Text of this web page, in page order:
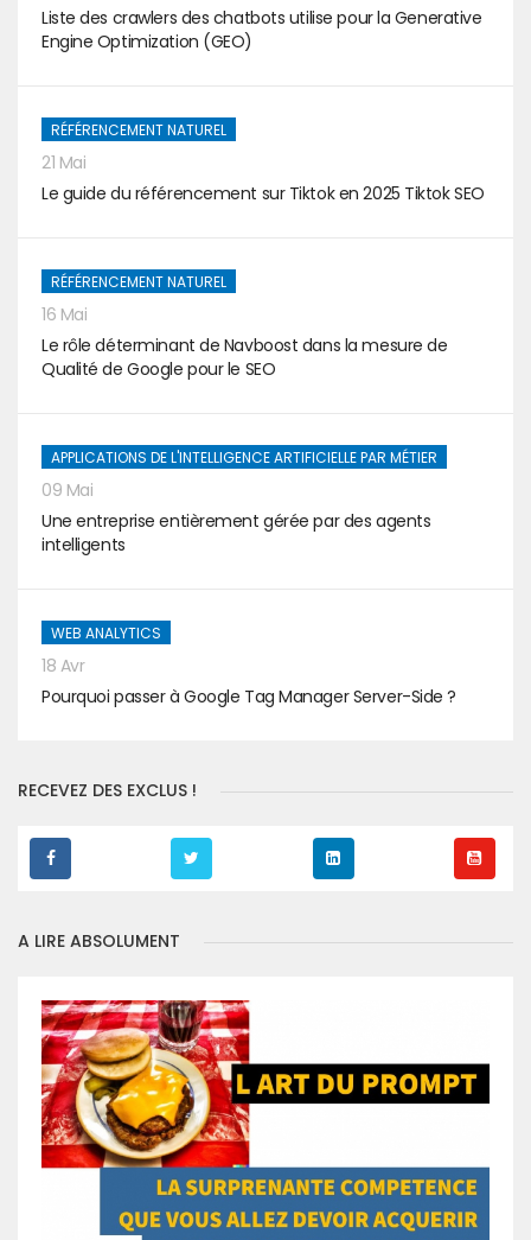
Liste des crawlers des chatbots utilise pour la Generative
Engine Optimization (GEO)
RÉFÉRENCEMENT NATUREL
21 Mai
Le guide du référencement sur Tiktok en 2025 Tiktok SEO
RÉFÉRENCEMENT NATUREL
16 Mai
Le rôle déterminant de Navboost dans la mesure de
Qualité de Google pour le SEO
APPLICATIONS DE L'INTELLIGENCE ARTIFICIELLE PAR MÉTIER
09 Mai
Une entreprise entièrement gérée par des agents
intelligents
WEB ANALYTICS
18 Avr
Pourquoi passer à Google Tag Manager Server-Side ?
RECEVEZ DES EXCLUS !
A LIRE ABSOLUMENT